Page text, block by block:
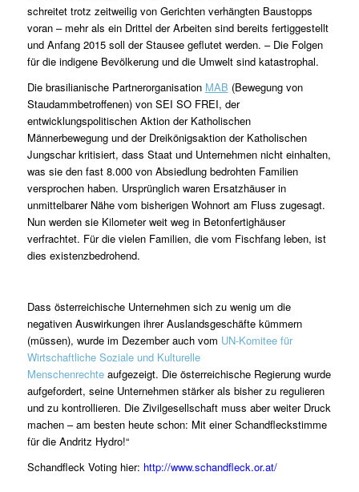
schreitet trotz zeitweilig von Gerichten verhängten Baustopps
voran – mehr als ein Drittel der Arbeiten sind bereits fertiggestellt
und Anfang 2015 soll der Stausee geflutet werden. – Die Folgen
für die indigene Bevölkerung und die Umwelt sind katastrophal.
Die brasilianische Partnerorganisation MAB (Bewegung von
Staudammbetroffenen) von SEI SO FREI, der
entwicklungspolitischen Aktion der Katholischen
Männerbewegung und der Dreikönigsaktion der Katholischen
Jungschar kritisiert, dass Staat und Unternehmen nicht einhalten,
was sie den fast 8.000 von Absiedlung bedrohten Familien
versprochen haben. Ursprünglich waren Ersatzhäuser in
unmittelbarer Nähe vom bisherigen Wohnort am Fluss zugesagt.
Nun werden sie Kilometer weit weg in Betonfertighäuser
verfrachtet. Für die vielen Familien, die vom Fischfang leben, ist
dies existenzbedrohend.
Dass österreichische Unternehmen sich zu wenig um die
negativen Auswirkungen ihrer Auslandsgeschäfte kümmern
(müssen), wurde im Dezember auch vom UN-Komitee für
Wirtschaftliche Soziale und Kulturelle
Menschenrechteaufgezeigt. Die österreichische Regierung wurde
aufgefordert, seine Unternehmen stärker als bisher zu regulieren
und zu kontrollieren. Die Zivilgesellschaft muss aber weiter Druck
machen – am besten heute schon: Mit einer Schandfleckstimme
für die Andritz Hydro!“
Schandfleck Voting hier: http://www.schandfleck.or.at/